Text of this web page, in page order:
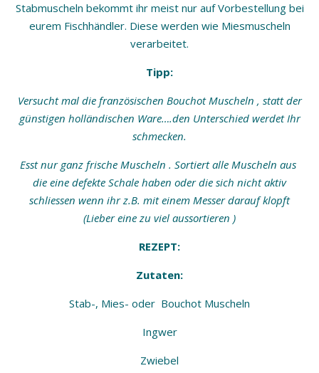
Stabmuscheln bekommt ihr meist nur auf Vorbestellung bei
eurem Fischhändler. Diese werden wie Miesmuscheln
verarbeitet.
Tipp:
Versucht mal die französischen Bouchot Muscheln , statt der
günstigen holländischen Ware….den Unterschied werdet Ihr
schmecken.
Esst nur ganz frische Muscheln . Sortiert alle Muscheln aus
die eine defekte Schale haben oder die sich nicht aktiv
schliessen wenn ihr z.B. mit einem Messer darauf klopft
(Lieber eine zu viel aussortieren )
REZEPT:
Zutaten:
Stab-, Mies- oder Bouchot Muscheln
Ingwer
Zwiebel